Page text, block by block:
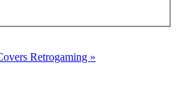
Retrogaming »